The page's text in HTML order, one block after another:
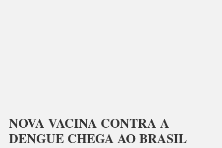
NOVA VACINA CONTRA A
DENGUE CHEGA AO BRASIL